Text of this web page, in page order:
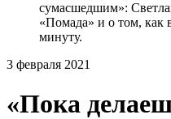
сумасшедшим»:
«Помада» и о том, как
минуту.
3 февраля 2021
«Пока